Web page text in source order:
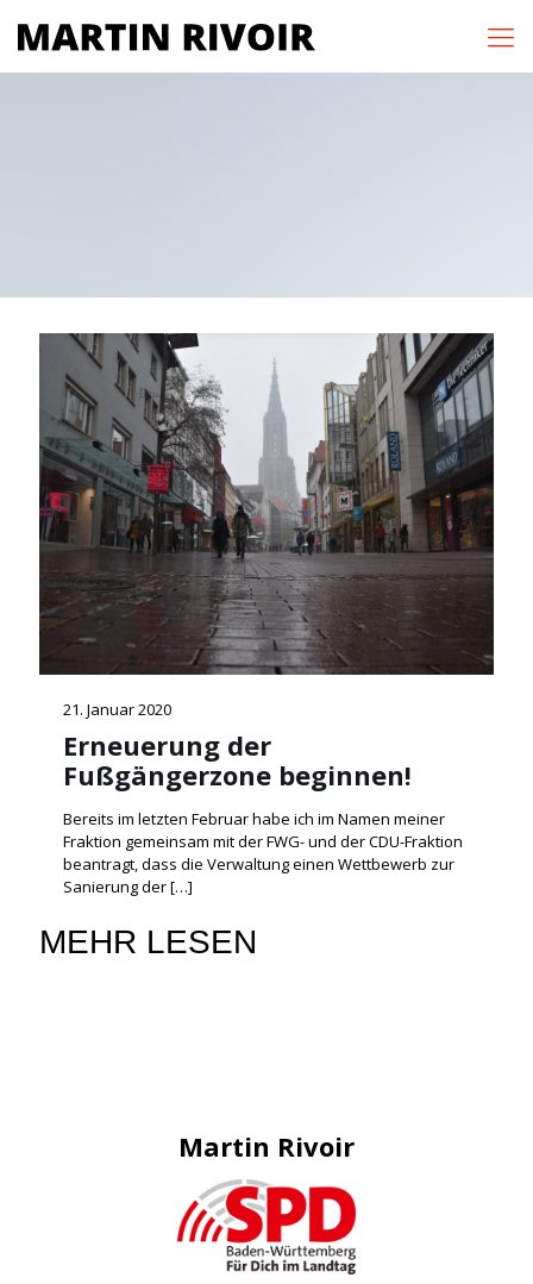
21. Januar 2020
Erneuerung der
Fußgängerzone beginnen!
Bereits im letzten Februar habe ich im Namen meiner
Fraktion gemeinsam mit der FWG- und der CDU-Fraktion
beantragt, dass die Verwaltung einen Wettbewerb zur
Sanierung der[…]
MEHR LESEN
Martin Rivoir